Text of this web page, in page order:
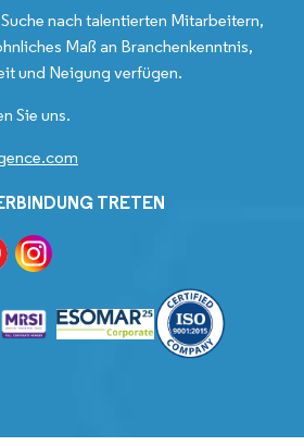
nach talentierten Mitarbeitern,
Maß an Branchenkenntnis,
und Neigung verfügen.
Sie uns.
TRETEN